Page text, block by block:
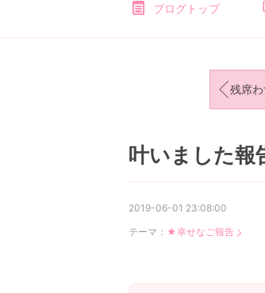
ブログトップ
残席わずか
叶いました
2019-06-01 23:08:00
テーマ： ★幸せなご報告